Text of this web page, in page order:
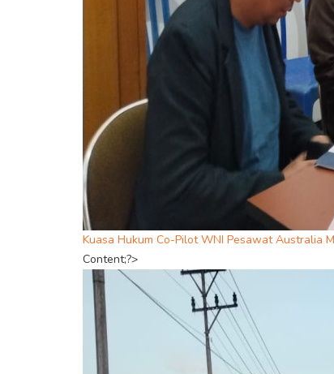
Kuasa Hukum Co-Pilot WNI Pesawat Australia
Content;?>